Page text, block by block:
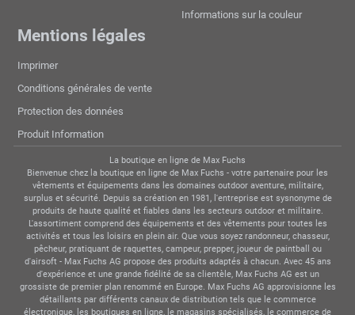
Informations sur la couleur
Mentions légales
Imprimer
Conditions générales de vente
Protection des données
Produit Information
La boutique en ligne de Max Fuchs
Bienvenue chez la boutique en ligne de Max Fuchs - votre partenaire pour les
vêtements et équipements dans les domaines outdoor aventure, militaire,
surplus et sécurité. Depuis sa création en 1981, l'entreprise est sysnonyme de
produits de haute qualité et fiables dans les secteurs outdoor et militaire.
L'assortiment comprend des équipements et des vêtements pour toutes les
activités et tous les loisirs en plein air. Que vous soyez randonneur, chasseur,
pêcheur, pratiquant de raquettes, campeur, prepper, joueur de paintball ou
d'airsoft - Max Fuchs AG propose des produits adaptés à chacun. Avec 45 ans
d'expérience et une grande fidélité de sa clientèle, Max Fuchs AG est un
grossiste de premier plan renommé en Europe. Max Fuchs AG approvisionne les
détaillants par différents canaux de distribution tels que le commerce
électronique, les boutiques en ligne, le magasins spécialisés, le commerce de